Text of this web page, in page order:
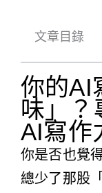
文章目錄
你的AI
味」？
AI寫作
你是否也覺
總少了那股